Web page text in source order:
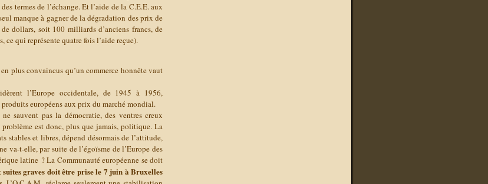
termes de l’échange. Et l’aide de la C.E.E. aux
manque à gagner de la dégradation des prix de
dollars, soit 100 milliards d’anciens francs, de
ce qui représente quatre fois l’aide reçue).
plus convaincus qu’un commerce honnête vaut
l’Europe occidentale, de 1945 à 1956,
européens aux prix du marché mondial.
sauvent pas la démocratie, des ventres creux
problème est donc, plus que jamais, politique. La
stables et libres, dépend désormais de l’attitude,
va-t-elle, par suite de l’égoïsme de l’Europe des
latine ? La Communauté européenne se doit
suites graves doit être prise le 7 juin à Bruxelles